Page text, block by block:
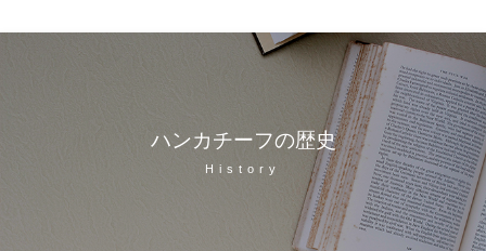
ハンカチーフの歴史
History